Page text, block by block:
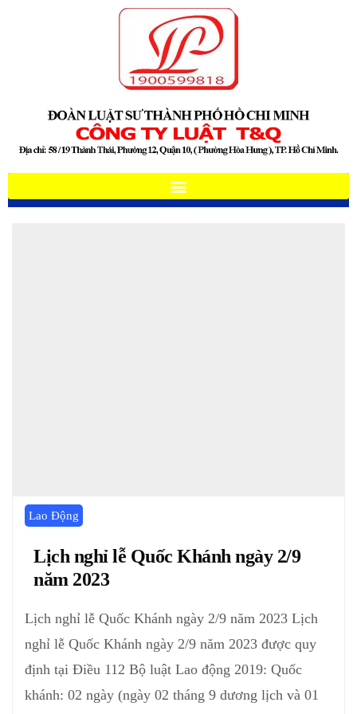
Lao Động
Lịch nghỉ lễ Quốc Khánh ngày 2/9
năm 2023
Lịch nghỉ lễ Quốc Khánh ngày 2/9 năm 2023 Lịch
nghỉ lễ Quốc Khánh ngày 2/9 năm 2023 được quy
định tại Điều 112 Bộ luật Lao động 2019: Quốc
khánh: 02 ngày (ngày 02 tháng 9 dương lịch và 01